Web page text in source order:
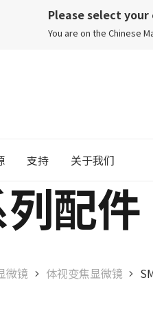
Please select
You are on the Chinese
支持 关于我们
配件
微镜 体视变焦显微镜